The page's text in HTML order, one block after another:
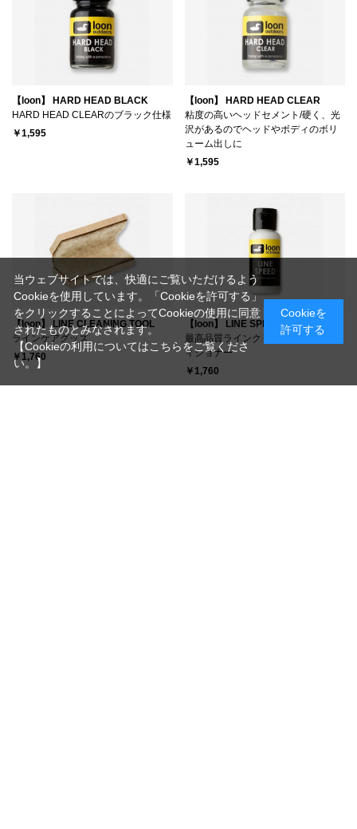
【loon】 HARD HEAD BLACK
HARD HEAD CLEARのブラック仕様
￥1,595
【loon】 HARD HEAD CLEAR
粘度の高いヘッドセメント/硬く、光
沢があるのでヘッドやボディのボリ
ューム出しに
￥1,595
【loon】 LINE CLEANING TOOL
ラインケアグッズ
￥1,760
【loon】 LINE SPEED
最高品質ラインクリーナー・コンデ
ィショナー
￥1,760
当ウェブサイトでは、快適にご覧いただけるよう
Cookieを使用しています。「Cookieを許可する」
をクリックすることによってCookieの使用に同意
されたものとみなされます。
【Cookieの利用についてはこちらをご覧くださ
い。】
Cookieを
許可する